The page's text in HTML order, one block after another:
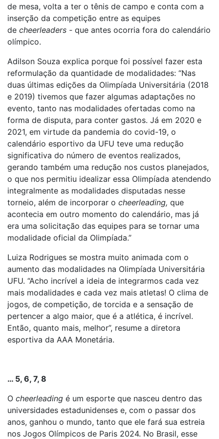
de mesa, volta a ter o tênis de campo e conta com a
inserção da competição entre as equipes
de cheerleaders - que antes ocorria fora do calendário
olímpico.
Adilson Souza explica porque foi possível fazer esta
reformulação da quantidade de modalidades: “Nas
duas últimas edições da Olimpíada Universitária (2018
e 2019) tivemos que fazer algumas adaptações no
evento, tanto nas modalidades ofertadas como na
forma de disputa, para conter gastos. Já em 2020 e
2021, em virtude da pandemia do covid-19, o
calendário esportivo da UFU teve uma redução
significativa do número de eventos realizados,
gerando também uma redução nos custos planejados,
o que nos permitiu idealizar essa Olimpíada atendendo
integralmente as modalidades disputadas nesse
torneio, além de incorporar o cheerleading, que
acontecia em outro momento do calendário, mas já
era uma solicitação das equipes para se tornar uma
modalidade oficial da Olimpíada.”
Luiza Rodrigues se mostra muito animada com o
aumento das modalidades na Olimpíada Universitária
UFU. “Acho incrível a ideia de integrarmos cada vez
mais modalidades e cada vez mais atletas! O clima de
jogos, de competição, de torcida e a sensação de
pertencer a algo maior, que é a atlética, é incrível.
Então, quanto mais, melhor”, resume a diretora
esportiva da AAA Monetária.
… 5, 6, 7, 8
O cheerleading é um esporte que nasceu dentro das
universidades estadunidenses e, com o passar dos
anos, ganhou o mundo, tanto que ele fará sua estreia
nos Jogos Olímpicos de Paris 2024. No Brasil, esse